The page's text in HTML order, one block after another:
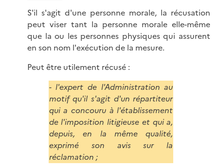
S'il s'agit d'une personne morale, la récusation
peut viser tant la personne morale elle-même
que la ou les personnes physiques qui assurent
en son nom l'exécution de la mesure.
Peut être utilement récusé :
- l'expert de l'Administrationau
motif qu'il s'agit d'un répartiteur
qui a concouru à l'établissement
de l'imposition litigieuse et qui a,
depuis, en la même qualité,
exprimé son avis sur la
réclamation ;